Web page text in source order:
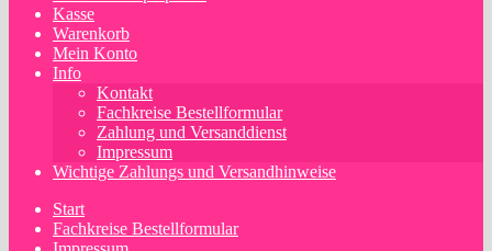
Kasse
Warenkorb
Mein Konto
Info
Kontakt
Fachkreise Bestellformular
Zahlung und Versanddienst
Impressum
Wichtige Zahlungs und Versandhinweise
Start
Fachkreise Bestellformular